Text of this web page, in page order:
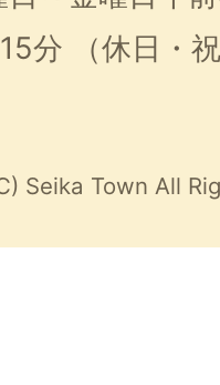
分
（休日・
Seika Town All